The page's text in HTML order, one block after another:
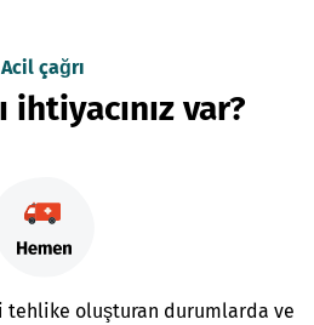
Acil çağrı
ihtiyacınız var?
tehlike oluşturan durumlarda ve